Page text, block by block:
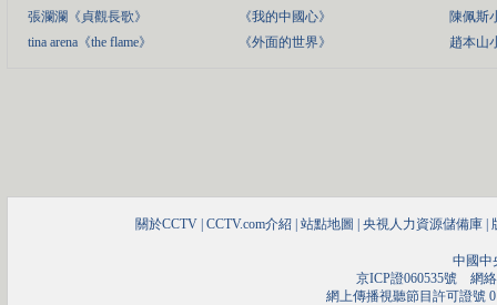
張瀾瀾《貞觀長歌》
tina arena《the flame》
《我的中國心》
《外面的世界》
陳佩斯
趙本山
關於CCTV | CCTV.com介紹 | 站點地圖 | 央視人力資源儲備庫 |
中國中
京ICP證060535號 網絡
網上傳播視聽節目許可證號